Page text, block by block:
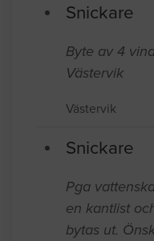
Snickare
Byte av 4
Västervik
Västervik
Snickare
Pga
en kantlist
bytas ut.